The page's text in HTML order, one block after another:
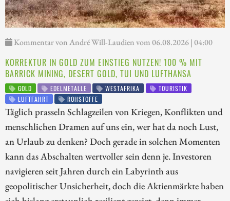
Kommentar von André Will-Laudien vom 06.08.2026 | 04:00
KORREKTUR IN GOLD ZUM EINSTIEG NUTZEN! 100 % MIT
BARRICK MINING, DESERT GOLD, TUI UND LUFTHANSA
GOLD EDELMETALLE WESTAFRIKA
TOURISTIK
LUFTFAHRT
ROHSTOFFE
Täglich prasseln Schlagzeilen von Kriegen, Konflikten und
menschlichen Dramen auf uns ein, wer hat da noch Lust,
an Urlaub zu denken? Doch gerade in solchen Momenten
kann das Abschalten wertvoller sein denn je. Investoren
navigieren seit Jahren durch ein Labyrinth aus
geopolitischer Unsicherheit, doch die Aktienmärkte haben